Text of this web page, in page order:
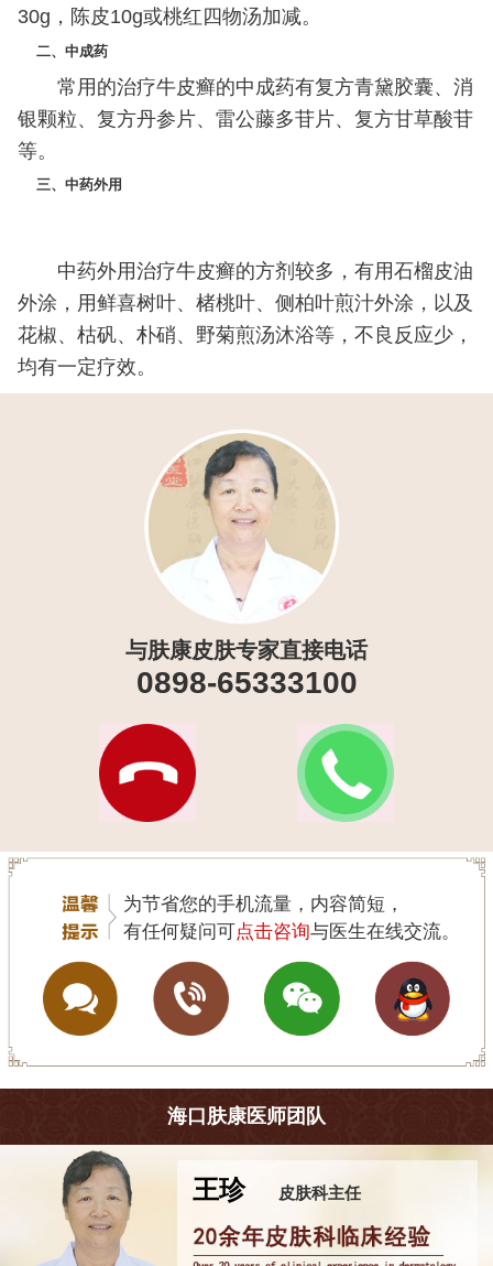
30g，陈皮10g或桃红四物汤加减。
二、中成药
常用的治疗牛皮癣的中成药有复方青黛胶囊、消
银颗粒、复方丹参片、雷公藤多苷片、复方甘草酸苷
等。
三、中药外用
中药外用治疗牛皮癣的方剂较多，有用石榴皮油
外涂，用鲜喜树叶、楮桃叶、侧柏叶煎汁外涂，以及
花椒、枯矾、朴硝、野菊煎汤沐浴等，不良反应少，
均有一定疗效。
与肤康皮肤专家直接电话
0898-65333100
为节省您的手机流量，内容简短，
有任何疑问可点击咨询与医生在线交流。
海口肤康医师团队
王珍 皮肤科主任